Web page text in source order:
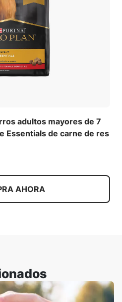
adultos mayores de 7
Essentials de carne de res
AHORA